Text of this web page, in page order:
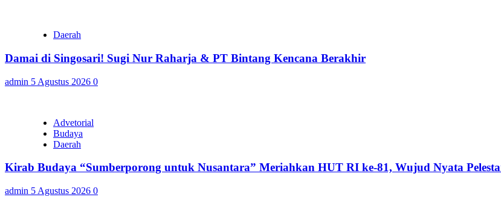
Daerah
Damai di Singosari! Sugi Nur Raharja & PT Bintang Kencana Berakhir
admin 5 Agustus 2026 0
Advetorial
Budaya
Daerah
Kirab Budaya “Sumberporong untuk Nusantara” Meriahkan HUT RI ke-81, Wujud Nyata
admin 5 Agustus 2026 0